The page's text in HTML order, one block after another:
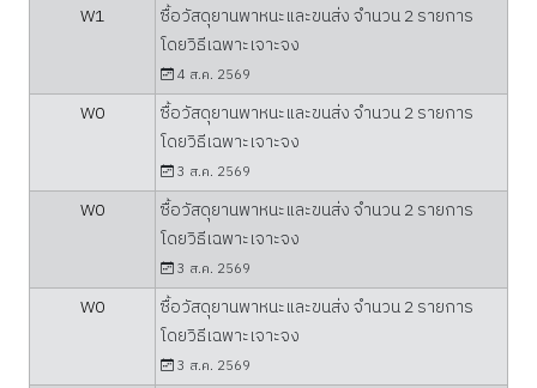
W1
ซื้อวัสดุยานพาหนะและขนส่ง จำนวน 2 รายการ
โดยวิธีเฉพาะเจาะจง
4 ส.ค. 2569
W0
ซื้อวัสดุยานพาหนะและขนส่ง จำนวน 2 รายการ
โดยวิธีเฉพาะเจาะจง
3 ส.ค. 2569
W0
ซื้อวัสดุยานพาหนะและขนส่ง จำนวน 2 รายการ
โดยวิธีเฉพาะเจาะจง
3 ส.ค. 2569
W0
ซื้อวัสดุยานพาหนะและขนส่ง จำนวน 2 รายการ
โดยวิธีเฉพาะเจาะจง
3 ส.ค. 2569